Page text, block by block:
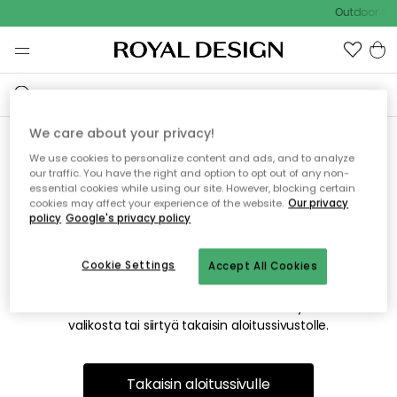
Outdoor
Emme valitettavasti löydä
etsimääsi sivua
Tämä voi johtua siitä, että sivua ei enää ole tai siitä, että se
on siirretty muualle. Pahoittelemme tästä mahdollisesti
valikosta tai siirtyä takaisin aloitussivustolle.
Takaisin aloitussivulle
We care about your privacy!
We use cookies to personalize content and ads, and to analyze
our traffic. You have the right and option to opt out of any non-
essential cookies while using our site. However, blocking certain
cookies may affect your experience of the website. Our privacy
policy Google's privacy policy
Accept All Cookies
Cookie Settings